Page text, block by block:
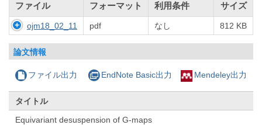
ファイル フォーマット 利用条件 サイズ
ojm18_02_11 pdf なし 812 KB
論文情報
ファイル出力 EndNote Basic出力 Mendeley出力
タイトル
Equivariant desuspension of G-maps